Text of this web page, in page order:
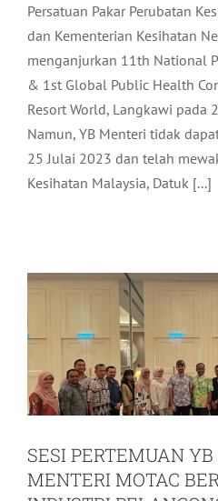
Persatuan Pakar Perubatan
dan Kementerian Kesihatan
menganjurkan 11th National
& 1st Global Public Health
Resort World, Langkawi pada
Namun, YB Menteri tidak
25 Julai 2023 dan telah
Kesihatan Malaysia, Datuk [...]
SESI
SESI PERTEMUAN
MENTERI MOTAC